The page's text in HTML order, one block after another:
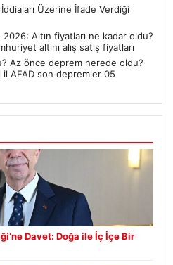
Üzerine İfade Verdiği
2026: Altın fiyatları ne kadar oldu?
altını alış satış fiyatları
Az önce deprem nerede oldu?
AFAD son depremler 05
Davet: Doğa ile İç İçe Bir